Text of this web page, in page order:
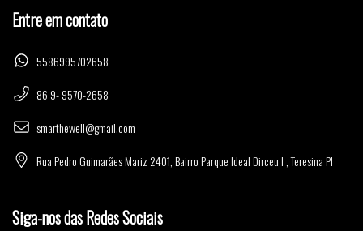
Entre em contato
5586995702658
86 9- 9570-2658
smarthewell@gmail.com
Rua Pedro Guimarães Mariz 2401, Bairro Parque Ideal Dirceu I , Teresina PI
Siga-nos das Redes Sociais